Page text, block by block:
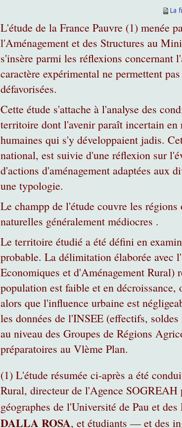
La
L'étude de la France Pauvre (1) menée
l'Aménagement et des Structures au
s'insère parmi les réflexions concernant
caractère expérimental ne permettent
défavorisées.
Cette étude s'attache à l'analyse des
territoire dont l'avenir paraît incertain en
humaines qui s'y développaient jadis.
national, est suivie d'une réflexion sur
d'actions d'aménagement adaptées aux
une typologie.
Le champp de l'étude couvre les
naturelles généralement médiocres .
Le territoire étudié a été défini en
probable. La délimitation élaborée avec
Economiques et d'Aménagement Rural)
population est faible et en
alors que l'influence urbaine est
les données de l'INSEE (effectifs,
au niveau des Groupes de Régions
préparatoires au Vlème Plan.
(1) L'étude résumée ci-après a été
Rural, directeur de l'Agence
géographes de l'Université de Pau et
DALLA ROSA, et étudiants — et des